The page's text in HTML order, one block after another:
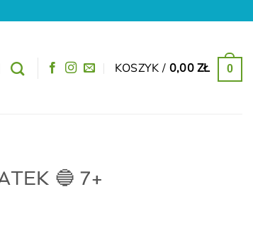
KOSZYK / 0,00ZŁ 0
🔵 7+